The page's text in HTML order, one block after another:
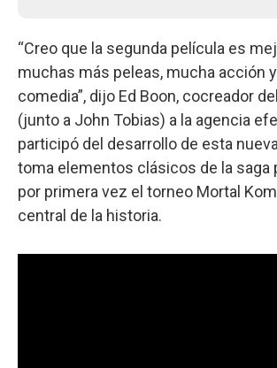
“Creo que la segunda película es
muchas más peleas, mucha acción
comedia”, dijo Ed Boon, cocreador
(junto a John Tobias) a la agencia
participó del desarrollo de esta
toma elementos clásicos de la saga
por primera vez el torneo Mortal
central de la historia.